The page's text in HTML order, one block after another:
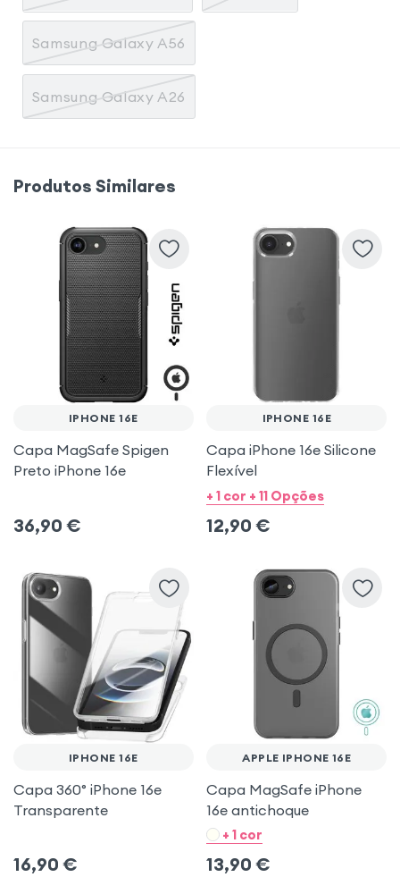
Samsung Galaxy A56
Samsung Galaxy A26
Produtos Similares
IPHONE 16E
Capa MagSafe Spigen
Preto iPhone 16e
36,90 €
IPHONE 16E
Capa iPhone 16e Silicone
Flexível
+ 1 cor + 11 Opções
12,90 €
IPHONE 16E
Capa 360° iPhone 16e
Transparente
16,90 €
APPLE IPHONE 16E
Capa MagSafe iPhone
16e antichoque
+ 1 cor
13,90 €